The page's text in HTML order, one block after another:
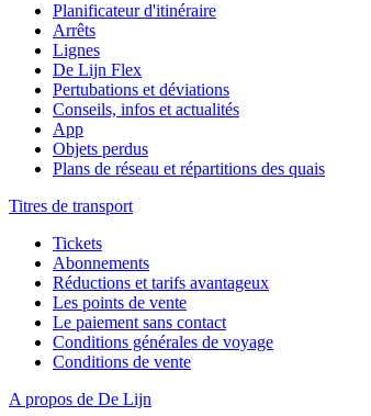
Planificateur d'itinéraire
Arrêts
Lignes
De Lijn Flex
Pertubations et déviations
Conseils, infos et actualités
App
Objets perdus
Plans de réseau et répartitions des quais
Titres de transport
Tickets
Abonnements
Réductions et tarifs avantageux
Les points de vente
Le paiement sans contact
Conditions générales de voyage
Conditions de vente
A propos de De Lijn